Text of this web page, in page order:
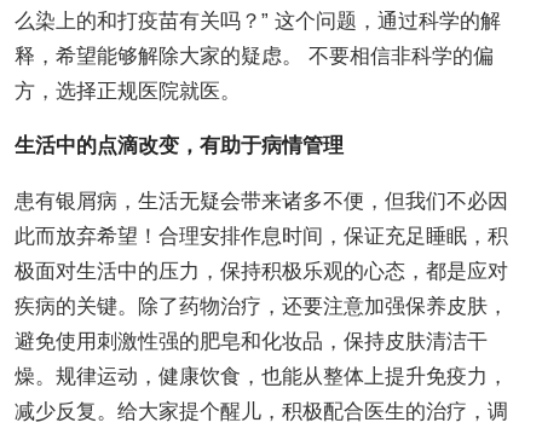
么染上的和打疫苗有关吗？” 这个问题，通过科学的解
释，希望能够解除大家的疑虑。 不要相信非科学的偏
方，选择正规医院就医。
生活中的点滴改变，有助于病情管理
患有银屑病，生活无疑会带来诸多不便，但我们不必因
此而放弃希望！合理安排作息时间，保证充足睡眠，积
极面对生活中的压力，保持积极乐观的心态，都是应对
疾病的关键。除了药物治疗，还要注意加强保养皮肤，
避免使用刺激性强的肥皂和化妆品，保持皮肤清洁干
燥。规律运动，健康饮食，也能从整体上提升免疫力，
减少反复。给大家提个醒儿，积极配合医生的治疗，调